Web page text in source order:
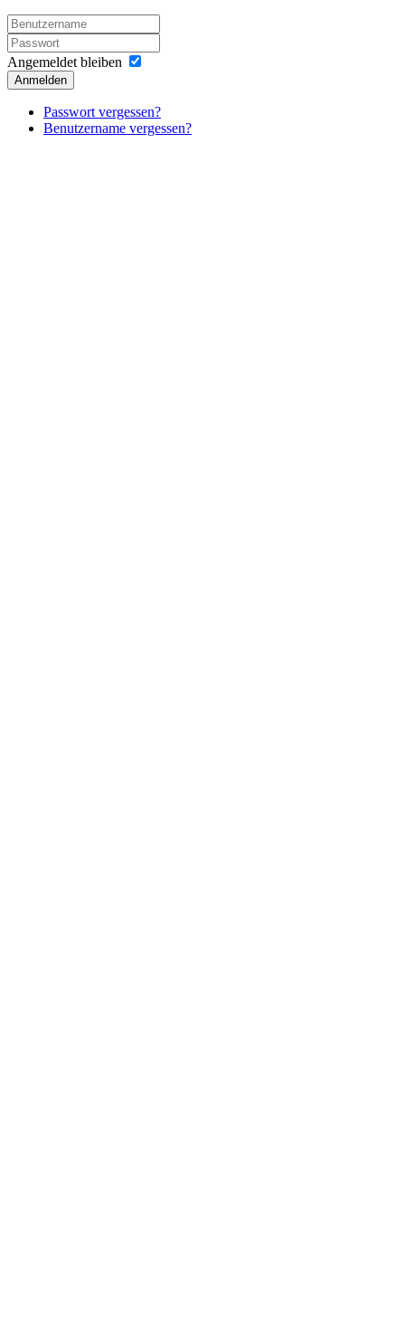
Angemeldet bleiben
Anmelden
Passwort vergessen?
Benutzername vergessen?